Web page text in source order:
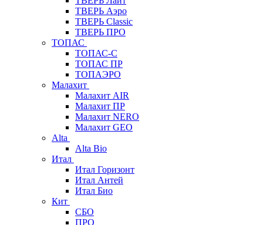
ТВЕРЬ Аэро
ТВЕРЬ Classic
ТВЕРЬ ПРО
ТОПАС
ТОПАС-С
ТОПАС ПР
ТОПАЭРО
Малахит
Малахит AIR
Малахит ПР
Малахит NERO
Малахит GEO
Alta
Alta Bio
Итал
Итал Горизонт
Итал Антей
Итал Био
Кит
СБО
ПРО